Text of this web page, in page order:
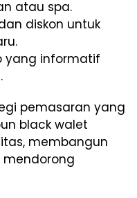
atau spa.
diskon untuk
yang informatif
pemasaran yang
black walet
membangun